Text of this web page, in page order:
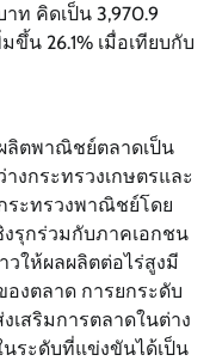
ท คิดเป็น 3,970.9
น 26.1% เมื่อเทียบกับ
ลิตพาณิชย์ตลาดเป็น
งกระทรวงเกษตรและ
ระทรวงพาณิชย์โดย
รุกร่วมกับภาคเอกชน
ให้ผลผลิตต่อไร่สูงมี
งตลาด การยกระดับ
สริมการตลาดในต่าง
ระดับที่แข่งขันได้เป็น